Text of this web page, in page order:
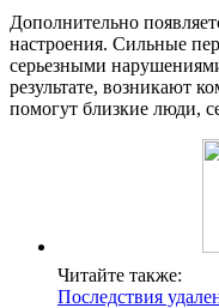
Дополнительно
настроения. Сильные
серьезными
результате, возникают
помогут близкие люди,
Читайте также:
Последствия